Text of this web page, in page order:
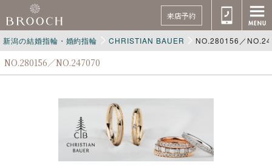
来店予約
新潟の結婚指輪・婚約指輪 CHRISTIAN BAUER NO.280156／
NO.280156／NO.247070